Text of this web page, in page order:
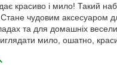
красиво і мило! Такий
Стане чудовим аксесуаром
та для домашніх
мило, ошатно,